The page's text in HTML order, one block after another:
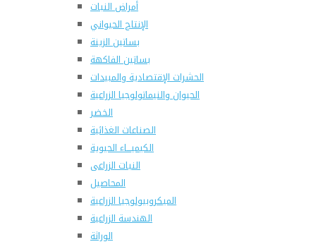
أمراض النبات
الإنتاج الحيواني
بساتين الزينة
بساتين الفاكهة
الحشرات الإقتصادية والمبيدات
الحيوان والنيماتولوجيا الزراعية
الخضر
الصناعات الغذائية
الكيميـــاء الحيوية
النبات الزراعى
المحاصيل
الميكروبيولوجيا الزراعية
الهندسة الزراعية
الوراثة